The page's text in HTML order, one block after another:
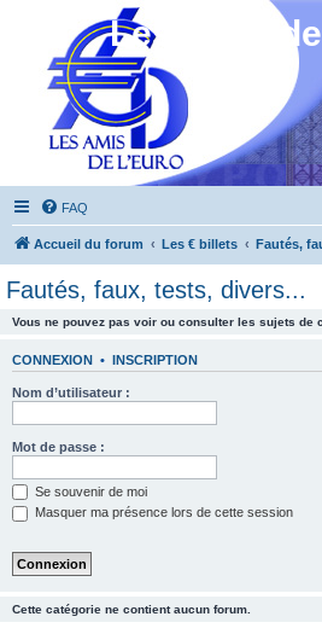
Les Amis
FAQ
Accueil du forum Les € billets Fautés,
Fautés, faux, tests, divers...
Vous ne pouvez pas voir ou consulter les sujets de
CONNEXION • INSCRIPTION
Nom d’utilisateur :
Mot de passe :
Se souvenir de moi
Masquer ma présence lors de cette session
Cette catégorie ne contient aucun forum.